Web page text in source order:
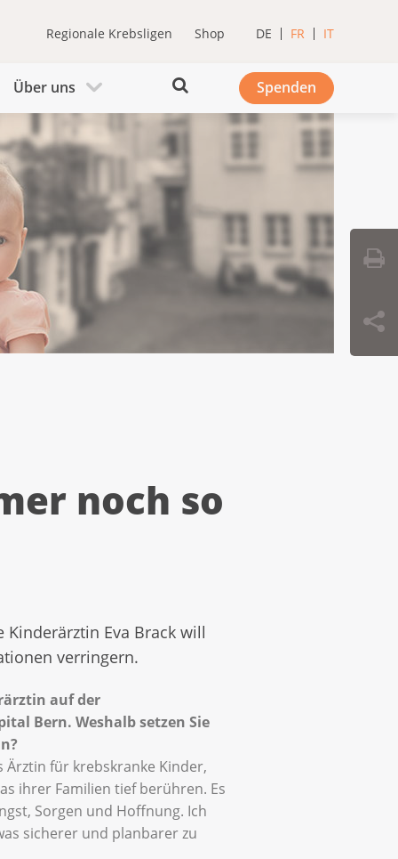
Regionale Krebsligen Shop DE FR IT
Über uns Spenden
noch so
Eva Brack will
verringern.
auf der
Bern. Weshalb setzen Sie
Ärztin für krebskranke Kinder,
ihrer Familien tief berühren. Es
Sorgen und Hoffnung. Ich
sicherer und planbarer zu